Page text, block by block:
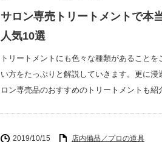
サロン専売トリートメントで本
人気10選
トリートメントにも色々な種類があること
い方をたっぷりと解説していきます。更に
ロン専売品のおすすめのトリートメントも
2019/10/15 店内備品／プロの道具